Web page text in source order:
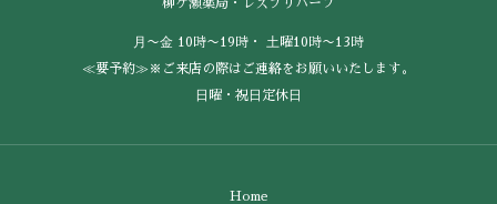
柳ケ瀬薬局・レスプリハーブ
⽉〜⾦ 10時〜19時・ ⼟曜10時〜13時
≪要予約≫※ご来店の際はご連絡をお願いいたします。
⽇曜・祝⽇定休⽇
Home